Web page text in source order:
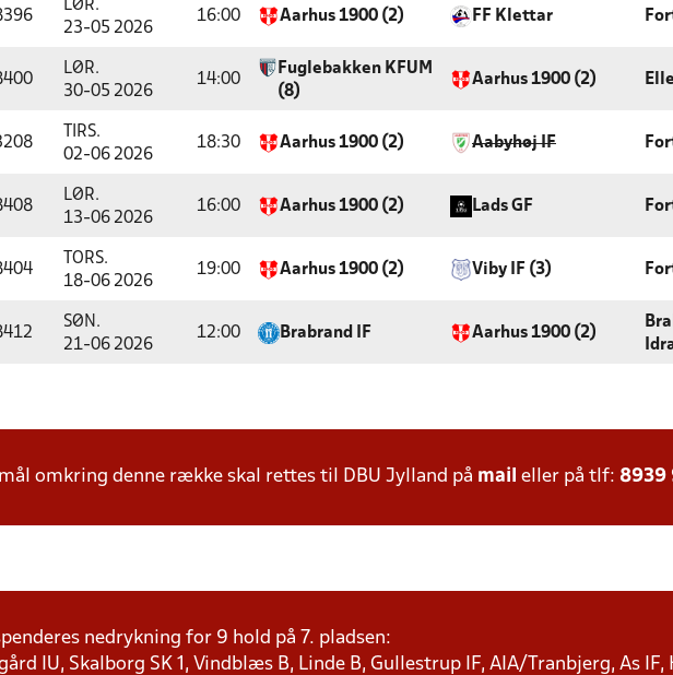
LØR.
23-05 2026
16:00 Aarhus 1900 (2) FF Klettar
LØR.
30-05 2026
14:00
Fuglebakken KFUM
(8)
Aarhus 1900 (2)
TIRS.
02-06 2026
18:30 Aarhus 1900 (2) Aabyhøj IF
LØR.
13-06 2026
16:00 Aarhus 1900 (2) Lads GF
TORS.
18-06 2026
19:00 Aarhus 1900 (2) Viby IF (3)
SØN.
21-06 2026
12:00 Brabrand IF Aarhus 1900 (2)
omkring denne række skal rettes til DBU Jylland på mail eller på tlf: 8939
nedrykning for 9 hold på 7. pladsen:
IU, Skalborg SK 1, Vindblæs B, Linde B, Gullestrup IF, AIA/Tranbjerg, As